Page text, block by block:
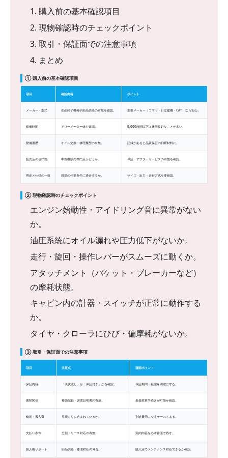
1. 購入前の基本確認項目
2. 現物確認時のチェックポイント
3. 取引・保証面での注意事項
4. まとめ
① 購入前の基本確認項目
項目 確認内容 ポイント
メーカー・型式 生産終了機種や部品供給の有無を確認。 主要メーカー（コマツ・日立建機・CAT）なら安心。
稼働時間 アワーメーター値を確認。 5,000時間以下は状態良好なことが多い。
整備履歴 オイル交換・修理履歴の有無。 記録があると品質保証の判断材料に。
販売店の信頼性 中古機販売専門店かどうか。 保証・アフターサービスの有無を確認。
用途と仕様の一致 現場の作業条件に適合するか。 サイズ・出力・走行方式を要確認。
② 現物確認時のチェックポイント
エンジン始動性・アイドリング音に異常がない
か。
油圧系統にオイル漏れや圧力低下がないか。
走行・旋回・操作レバーがスムーズに動くか。
アタッチメント（バケット・ブレーカーなど）
の摩耗状態。
キャビン内の計器・スイッチが正常に動作する
か。
タイヤ・クローラにひび・偏摩耗がないか。
③ 取引・保証面での注意事項
項目 注意点 確認ポイント
保証内容 「現状渡し」か「保証付き」かを確認。 保証期間・範囲を明確にする。
書類関係 整備記録・譲渡証明書の有無。 名義変更手続きが可能か確認。
輸送・搬入費 見積もりに含まれているか。 別途費用になるケースもある。
支払い条件 分割・リース対応の有無。 契約内容を必ず書面で残す。
購入後サポート 部品供給・修理対応の可否。 購入店でメンテナンス対応できるか確認。